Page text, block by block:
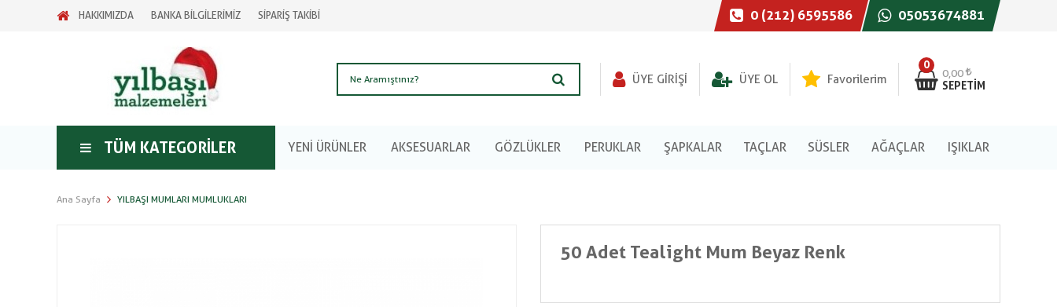
HAKKIMIZDA BANKA BİLGİLERİMİZ SİPARİŞ TAKİBİ 0 (212) 6595586 05053674881
0
0,00
SEPETIM
ÜYE GIRIŞI ÜYE OL Favorilerim
TÜM KATEGORILER YENİ ÜRÜNLER AKSESUARLAR GÖZLÜKLER PERUKLAR ŞAPKALAR TAÇLAR SÜSLER AĞAÇLAR IŞIKLAR
Ana Sayfa YILBAŞI MUMLARI MUMLUKLARI
50 Adet Tealight Mum Beyaz Renk